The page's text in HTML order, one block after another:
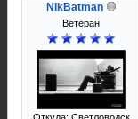
NikBatman
Ветеран